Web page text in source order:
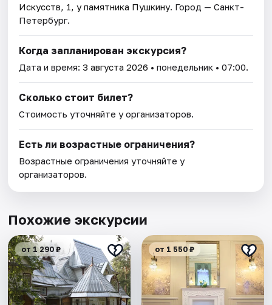
Искусств, 1, у памятника Пушкину. Город — Санкт-
Петербург.
Когда запланирован экскурсия?
Дата и время:3 августа 2026 • понедельник • 07:00.
Сколько стоит билет?
Стоимость уточняйте у организаторов.
Есть ли возрастные ограничения?
Возрастные ограничения уточняйте у
организаторов.
Похожие экскурсии
от 1 290 ₽ от 1 550 ₽